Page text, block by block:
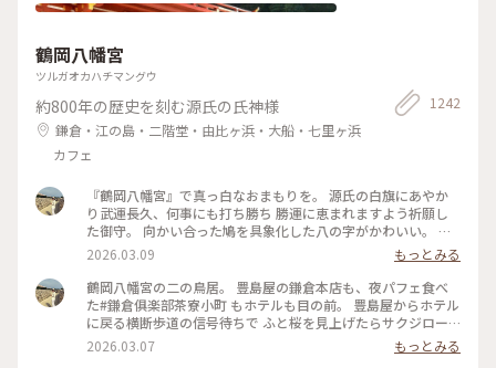
鶴岡八幡宮
ツルガオカハチマングウ
約800年の歴史を刻む源氏の氏神様
鎌倉・江の島・二階堂・由比ヶ浜・大船・七里ヶ浜
カフェ
1242
『鶴岡八幡宮』で真っ白なおまもりを。 源氏の白旗にあやか
り武運長久、何事にも打ち勝ち 勝運に恵まれますよう祈願し
た御守。 向かい合った鳩を具象化した八の字がかわいい。 鳩
が道案内をする“八幡神の使い”とされる神聖な鳥であり、 対
の鳩が末広がりで縁起が良いことも理由だそうです。 #はじめ
ての鎌倉#鎌倉#鶴岡八幡宮#国指定重要文化財#狛犬#旅の記念
2026.03.09
もっとみる
鶴岡八幡宮の二の鳥居。 豊島屋の鎌倉本店も、夜パフェ食べ
た#鎌倉俱楽部茶寮小町 もホテルも目の前。 豊島屋からホテル
に戻る横断歩道の信号待ちで ふと桜を見上げたらサクジロー
がいたのでiPhoneで。 #はじめての鎌倉#Ayu桜#サクジロー#
鎌倉#鶴岡八幡宮#二の鳥居#狛犬
2026.03.07
もっとみる